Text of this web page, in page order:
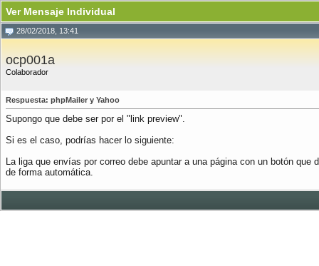
Ver Mensaje Individual
28/02/2018, 13:41
ocp001a
Colaborador
Respuesta: phpMailer y Yahoo
Supongo que debe ser por el "link preview".
Si es el caso, podrías hacer lo siguiente:
La liga que envías por correo debe apuntar a una página con un botón
de forma automática.